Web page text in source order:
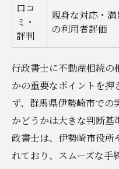
口コ
ミ・
評判
親身な対応・
の利用者評価
行政書士に不動産相続の
かの重要なポイントを押
ず、群馬県伊勢崎市での
かどうかは大きな判断基
政書士は、伊勢崎市役所
れており、スムーズな手